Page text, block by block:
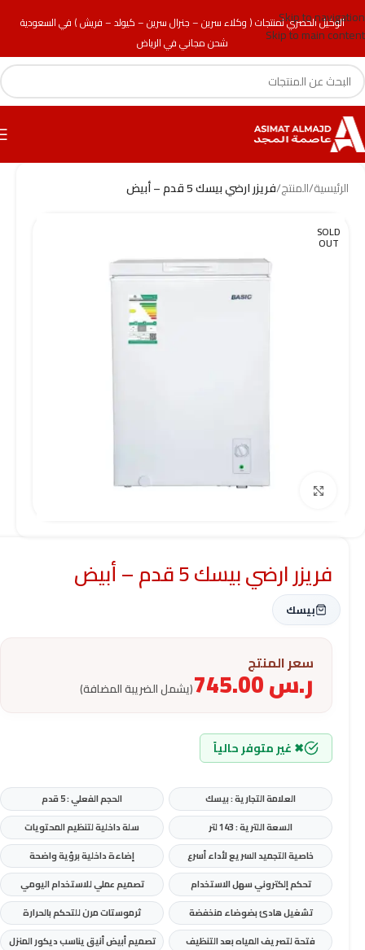
الوكيل الحصري لمنتجات ( وكلاء سرين – جنرال سرين – كيولد – فريش ) في السعودية
شحن مجاني في الرياض
Skip to navigation
Skip to main content
الرئيسية/المنتج/فريزر ارضي بيسك 5 قدم – أبيض
SOLD
OUT
Click to enlarge
فريزر ارضي بيسك 5 قدم – أبيض
بيسك
سعر المنتج
ر.س (يشمل الضريبة المضافة)
✖ غير متوفر حالياً
العلامة التجارية : بيسك
الحجم الفعلي : 5 قدم
السعة اللترية : 143 لتر
سلة داخلية لتنظيم المحتويات
خاصية التجميد السريع لأداء أسرع
إضاءة داخلية برؤية واضحة
تحكم إلكتروني سهل الاستخدام
تصميم عملي للاستخدام اليومي
تشغيل هادئ بضوضاء منخفضة
ثرموستات مرن للتحكم بالحرارة
فتحة لتصريف المياه بعد التنظيف
تصميم أبيض أنيق يناسب ديكور المنزل